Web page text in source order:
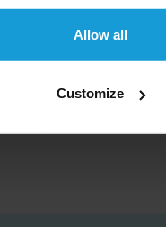
Allow all
Customize
te staan en
nodig hebben, bekijk